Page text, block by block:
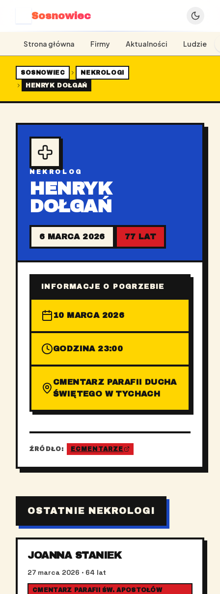
Sosnowiec
Strona główna Firmy Aktualności Ludzie
SOSNOWIEC
NEKROLOGI
HENRYK DOŁGAŃ
NEKROLOG
HENRYK
DOŁGAŃ
6 MARCA 2026 77 LAT
INFORMACJE O POGRZEBIE
10 MARCA 2026
GODZINA 23:00
CMENTARZ PARAFII DUCHA
ŚWIĘTEGO W TYCHACH
ŹRÓDŁO: ECMENTARZE
OSTATNIE NEKROLOGI
JOANNA STANIEK
27 marca 2026 · 64 lat
CMENTARZ PARAFII ŚW. APOSTOŁÓW